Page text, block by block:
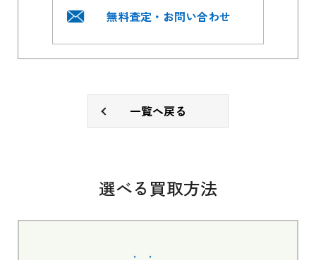
無料査定・お問い合わせ
一覧へ戻る
選べる買取方法